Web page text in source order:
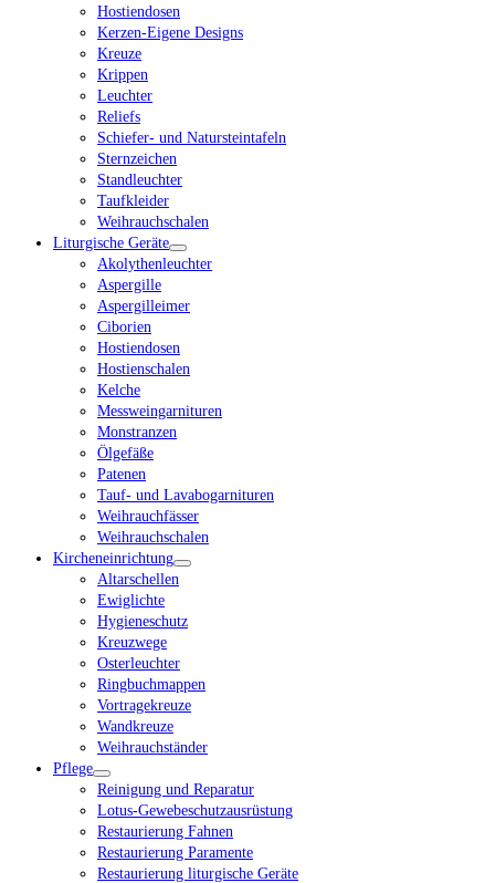
Hostiendosen
Kerzen-Eigene Designs
Kreuze
Krippen
Leuchter
Reliefs
Schiefer- und Natursteintafeln
Sternzeichen
Standleuchter
Taufkleider
Weihrauchschalen
Liturgische Geräte
Akolythenleuchter
Aspergille
Aspergilleimer
Ciborien
Hostiendosen
Hostienschalen
Kelche
Messweingarnituren
Monstranzen
Ölgefäße
Patenen
Tauf- und Lavabogarnituren
Weihrauchfässer
Weihrauchschalen
Kircheneinrichtung
Altarschellen
Ewiglichte
Hygieneschutz
Kreuzwege
Osterleuchter
Ringbuchmappen
Vortragekreuze
Wandkreuze
Weihrauchständer
Pflege
Reinigung und Reparatur
Lotus-Gewebeschutzausrüstung
Restaurierung Fahnen
Restaurierung Paramente
Restaurierung liturgische Geräte